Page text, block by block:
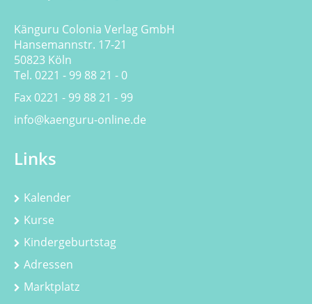
Känguru Colonia Verlag GmbH
Hansemannstr. 17-21
50823 Köln
Tel. 0221 - 99 88 21 - 0
Fax 0221 - 99 88 21 - 99
info@kaenguru-online.de
Links
Kalender
Kurse
Kindergeburtstag
Adressen
Marktplatz